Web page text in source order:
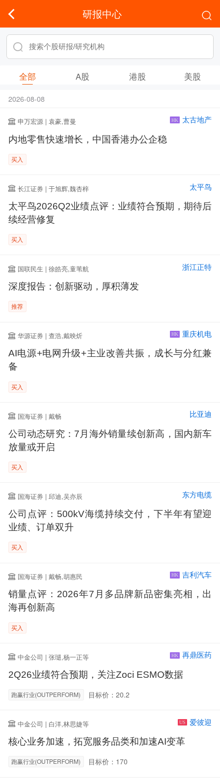
研报中心
全部 A股 港股 美股
2026-08-08
申万宏源 | 袁豪,曹曼 HK 太古地产
内地零售快速增长，中国香港办公企稳
买入
长江证券 | 于旭辉,魏杏梓 太平鸟
太平鸟2026Q2业绩点评：业绩符合预期，期待后
续经营修复
买入
国联民生 | 徐皓亮,童苇航 浙江正特
深度报告：创新驱动，厚积薄发
推荐
华源证券 | 查浩,戴映炘 HK 重庆机电
AI电源+电网升级+主业改善共振，成长与分红兼
备
买入
国海证券 | 戴畅 比亚迪
公司动态研究：7月海外销量续创新高，国内新车
放量或开启
买入
国海证券 | 邱迪,吴亦辰 东方电缆
公司点评：500kV海缆持续交付，下半年有望迎
业绩、订单双升
买入
国海证券 | 戴畅,胡惠民 HK 吉利汽车
销量点评：2026年7月多品牌新品密集亮相，出
海再创新高
买入
中金公司 | 张琎,杨一正等 HK 再鼎医药
2Q26业绩符合预期，关注Zoci ESMO数据
跑赢行业(OUTPERFORM) 目标价：20.2
中金公司 | 白洋,林思婕等 US 爱彼迎
核心业务加速，拓宽服务品类和加速AI变革
跑赢行业(OUTPERFORM) 目标价：170